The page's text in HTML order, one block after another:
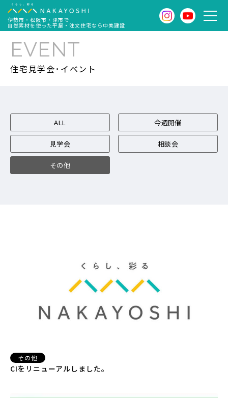
伊勢市・松阪市・津市で
自然素材を使った平屋・注文住宅なら中美建設
EVENT
住宅見学会･イベント
ALL 今週開催
見学会 相談会
その他
その他
CIをリニューアルしました。